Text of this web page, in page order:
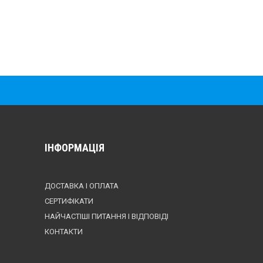
ІНФОРМАЦІЯ
ДОСТАВКА І ОПЛАТА
СЕРТИФІКАТИ
НАЙЧАСТІШІ ПИТАННЯ І ВІДПОВІДІ
КОНТАКТИ